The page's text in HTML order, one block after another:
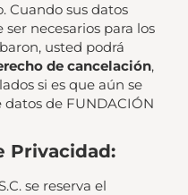
Cuando sus datos
necesarios para los
usted podrá
de cancelación,
si es que aún se
datos de FUNDACIÓN
Privacidad:
se reserva el